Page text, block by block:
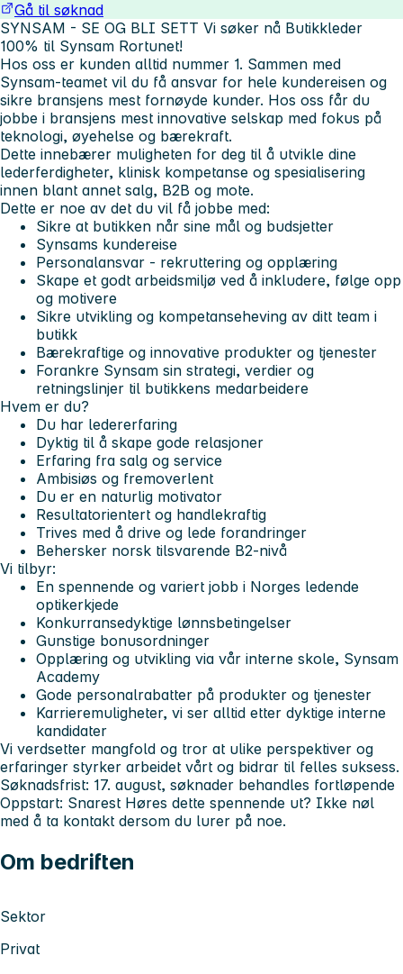
Gå til søknad
SYNSAM - SE OG BLI SETT Vi søker nå Butikkleder
100% til Synsam Rortunet!
Hos oss er kunden alltid nummer 1. Sammen med
Synsam-teamet vil du få ansvar for hele kundereisen og
sikre bransjens mest fornøyde kunder. Hos oss får du
jobbe i bransjens mest innovative selskap med fokus på
teknologi, øyehelse og bærekraft.
Dette innebærer muligheten for deg til å utvikle dine
lederferdigheter, klinisk kompetanse og spesialisering
innen blant annet salg, B2B og mote.
Dette er noe av det du vil få jobbe med:
Sikre at butikken når sine mål og budsjetter
Synsams kundereise
Personalansvar - rekruttering og opplæring
Skape et godt arbeidsmiljø ved å inkludere, følge opp
og motivere
Sikre utvikling og kompetanseheving av ditt team i
butikk
Bærekraftige og innovative produkter og tjenester
Forankre Synsam sin strategi, verdier og
retningslinjer til butikkens medarbeidere
Hvem er du?
Du har ledererfaring
Dyktig til å skape gode relasjoner
Erfaring fra salg og service
Ambisiøs og fremoverlent
Du er en naturlig motivator
Resultatorientert og handlekraftig
Trives med å drive og lede forandringer
Behersker norsk tilsvarende B2-nivå
Vi tilbyr:
En spennende og variert jobb i Norges ledende
optikerkjede
Konkurransedyktige lønnsbetingelser
Gunstige bonusordninger
Opplæring og utvikling via vår interne skole, Synsam
Academy
Gode personalrabatter på produkter og tjenester
Karrieremuligheter, vi ser alltid etter dyktige interne
kandidater
Vi verdsetter mangfold og tror at ulike perspektiver og
erfaringer styrker arbeidet vårt og bidrar til felles suksess.
Søknadsfrist: 17. august, søknader behandles fortløpende
Oppstart: Snarest Høres dette spennende ut? Ikke nøl
med å ta kontakt dersom du lurer på noe.
Om bedriften
Sektor
Privat